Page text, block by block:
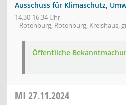
Ausschuss für Klimaschutz,
14:30-16:34 Uhr
Rotenburg, Rotenburg, Kreishaus,
Öffentliche
MI 27.11.2024